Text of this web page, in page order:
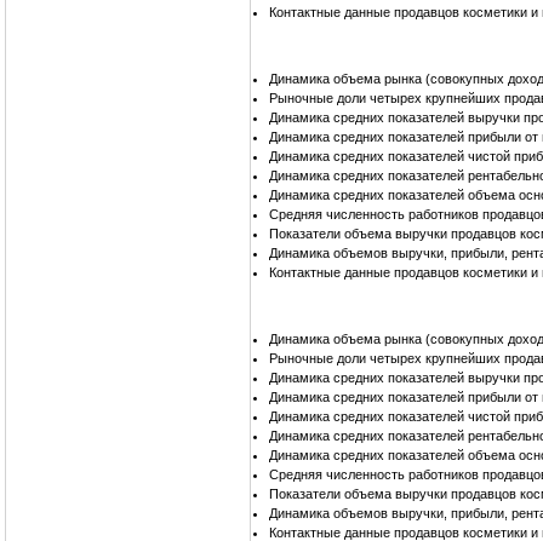
Контактные данные продавцов косметики
Динамика объема рынка (совокупных
Рыночные доли четырех крупнейших
Динамика средних показателей выручки
Динамика средних показателей прибыли
Динамика средних показателей чистой
Динамика средних показателей
Динамика средних показателей объема
Средняя численность работников
Показатели объема выручки продавцов
Динамика объемов выручки, прибыли,
Контактные данные продавцов косметики
Динамика объема рынка (совокупных
Рыночные доли четырех крупнейших
Динамика средних показателей выручки
Динамика средних показателей прибыли
Динамика средних показателей чистой
Динамика средних показателей
Динамика средних показателей объема
Средняя численность работников
Показатели объема выручки продавцов
Динамика объемов выручки, прибыли,
Контактные данные продавцов косметики